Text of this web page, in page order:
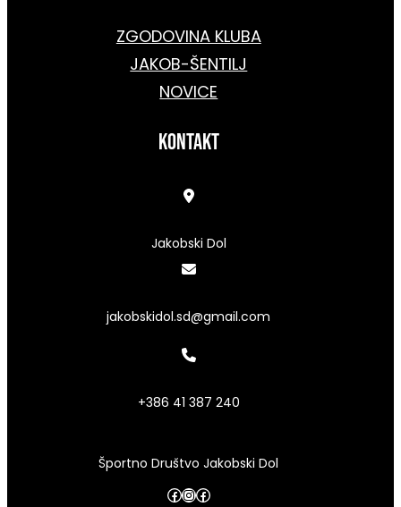
ZGODOVINA KLUBA
JAKOB-ŠENTILJ
NOVICE
kontakt
Jakobski Dol
jakobskidol.sd@gmail.com
+386 41 387 240
Športno Društvo Jakobski Dol
Facebook
Instagram
Facebook